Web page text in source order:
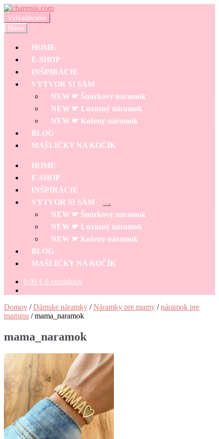
Preskočiť
na
navigáciu
Preskočiť
na
obsah
Hľadať:
Vyhľadávanie
Menu
HOME
E-SHOP
INŠPIRÁCIE
VYTVOR SI SÁM
NEW ☛ Šnúrkový náramok
NEW ☛ Luxusný náramok
NEW ☛ Kožený náramok
BLOG
MAŠLIČKY NA KOČÍK
HOME
E-SHOP
INŠPIRÁCIE
VYTVOR SI SÁM
Rozbaliť
podradené
menu
NEW ☛ Šnúrkový náramok
NEW ☛ Luxusný náramok
NEW ☛ Kožený náramok
BLOG
MAŠLIČKY NA KOČÍK
0.00 € 0 produktov
Domov /Dámske náramky /Náramky pre mamy /náramok pre
maminu /mama_naramok
mama_naramok